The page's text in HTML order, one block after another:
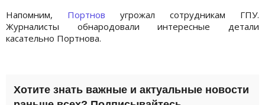
Напомним, Портнов угрожал сотрудникам ГПУ.
Журналисты обнародовали интересные детали
касательно Портнова.
Хотите знать важные и актуальные новости